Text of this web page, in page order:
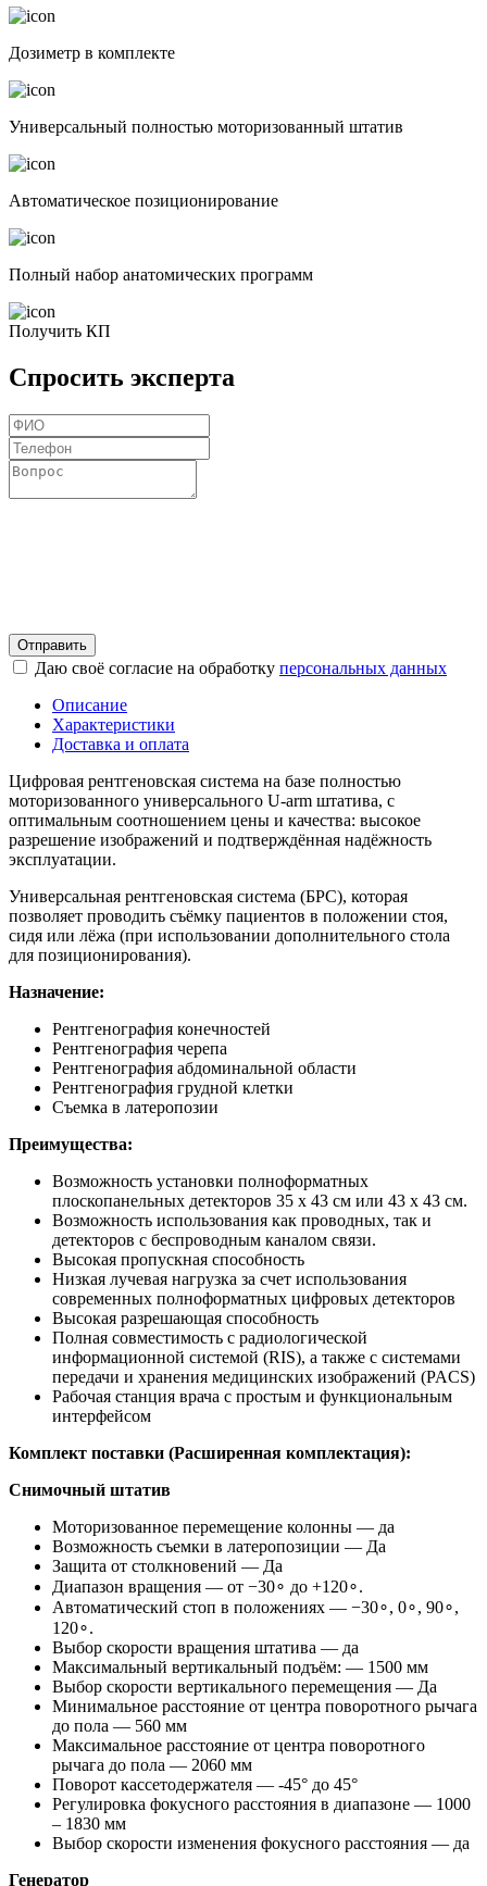
Дозиметр в комплекте
Универсальный полностью моторизованный штатив
Автоматическое позиционирование
Полный набор анатомических программ
Получить КП
Спросить эксперта
Отправить
Даю своё согласие на обработку персональных данных
Описание
Характеристики
Доставка и оплата
Цифровая рентгеновская система на базе полностью
моторизованного универсального U-arm штатива, с
оптимальным соотношением цены и качества: высокое
разрешение изображений и подтверждённая надёжность
эксплуатации.
Универсальная рентгеновская система (БРС), которая
позволяет проводить съёмку пациентов в положении стоя,
сидя или лёжа (при использовании дополнительного стола
для позиционирования).
Назначение:
Рентгенография конечностей
Рентгенография черепа
Рентгенография абдоминальной области
Рентгенография грудной клетки
Съемка в латеропозии
Преимущества:
Возможность установки полноформатных
плоскопанельных детекторов 35 х 43 см или 43 х 43 см.
Возможность использования как проводных, так и
детекторов с беспроводным каналом связи.
Высокая пропускная способность
Низкая лучевая нагрузка за счет использования
современных полноформатных цифровых детекторов
Высокая разрешающая способность
Полная совместимость с радиологической
информационной системой (RIS), а также с системами
передачи и хранения медицинских изображений (PACS)
Рабочая станция врача с простым и функциональным
интерфейсом
Комплект поставки (Расширенная комплектация):
Снимочный штатив
Моторизованное перемещение колонны — да
Возможность съемки в латеропозиции — Да
Защита от столкновений — Да
Диапазон вращения — от −30∘ до +120∘.
Автоматический стоп в положениях — −30∘, 0∘, 90∘,
120∘.
Выбор скорости вращения штатива — да
Максимальный вертикальный подъём: — 1500 мм
Выбор скорости вертикального перемещения — Да
Минимальное расстояние от центра поворотного рычага
до пола — 560 мм
Максимальное расстояние от центра поворотного
рычага до пола — 2060 мм
Поворот кассетодержателя — -45° до 45°
Регулировка фокусного расстояния в диапазоне — 1000
– 1830 мм
Выбор скорости изменения фокусного расстояния — да
Генератор